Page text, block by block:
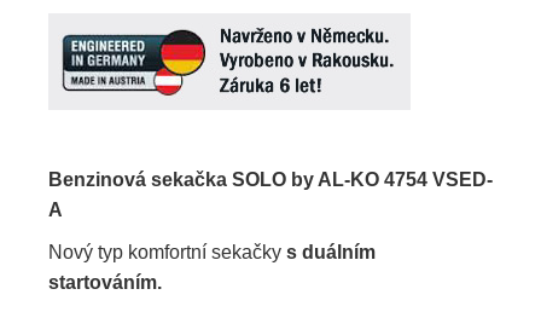
Benzinová sekačka SOLO by AL-KO 4754 VSED-
A
Nový typ komfortní sekačky s duálním
startováním.